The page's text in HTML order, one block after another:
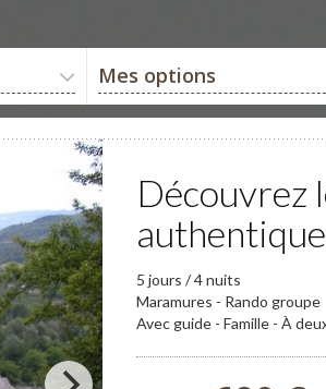
Mes options
Découvrez
5 jours / 4 nuits
Maramures - Rando groupe
Avec guide - Famille - À